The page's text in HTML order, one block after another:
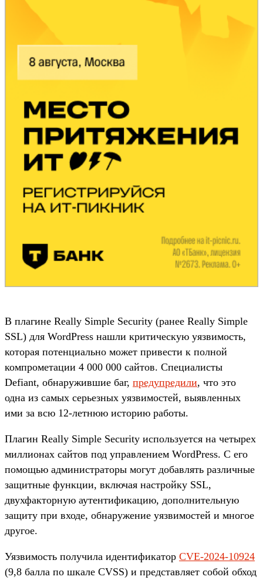
В плагине Really Simple Security (ранее Really Simple
SSL) для WordPress нашли критическую уязвимость,
которая потенциально может привести к полной
компрометации 4 000 000 сайтов. Специалисты
Defiant, обнаружившие баг, предупредили, что это
одна из самых серьезных уязвимостей, выявленных
ими за всю 12-летнюю историю работы.
Плагин Really Simple Security используется на четырех
миллионах сайтов под управлением WordPress. С его
помощью администраторы могут добавлять различные
защитные функции, включая настройку SSL,
двухфакторную аутентификацию, дополнительную
защиту при входе, обнаружение уязвимостей и многое
другое.
Уязвимость получила идентификатор CVE-2024-10924
(9,8 балла по шкале CVSS) и представляет собой обход